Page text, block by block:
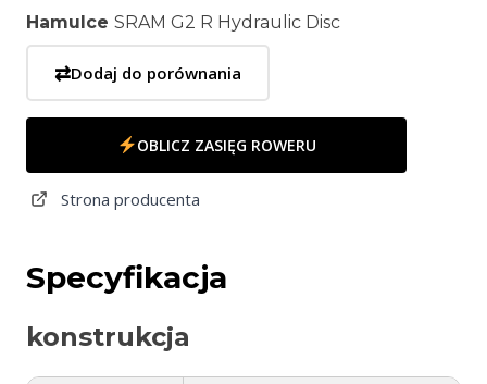
Hamulce SRAM G2 R Hydraulic Disc
⇄Dodaj do porównania
OBLICZ ZASIĘG ROWERU
Strona producenta
Specyfikacja
konstrukcja